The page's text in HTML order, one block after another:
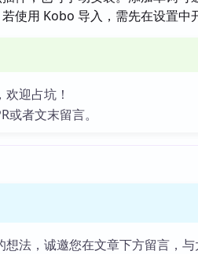
使用 Kobo 导入，需先在设置中
迎占坑！
者文末留言。
法，诚邀您在文章下方留言，与